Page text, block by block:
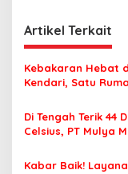
g
a
s
i
p
o
s
Artikel Terkait
Kebakaran Hebat
Kendari, Satu
Di Tengah Terik 44
Celsius, PT Mulya
Jamaah Tetap
Kabar Baik!